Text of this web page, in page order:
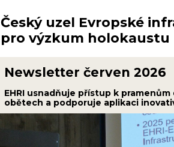
Český uzel Evropské
pro výzkum holokaustu
Newsletter červen 2026
EHRI usnadňuje přístup k
obětech a podporuje aplikaci